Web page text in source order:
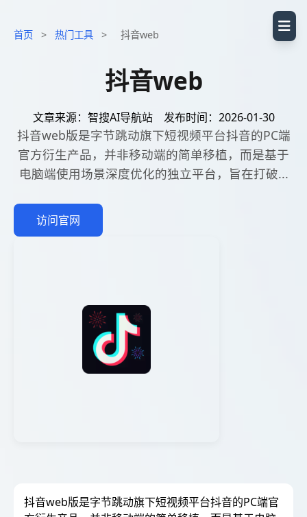
首页 > 热门工具 > 抖音web
抖音web
文章来源：智搜AI导航站 发布时间：2026-01-30
抖音web版是字节跳动旗下短视频平台抖音的PC端
官方衍生产品，并非移动端的简单移植，而是基于
电脑端使用场景深度优化的独立平台，旨在打破...
访问官网
抖音web版是字节跳动旗下短视频平台抖音的PC端官